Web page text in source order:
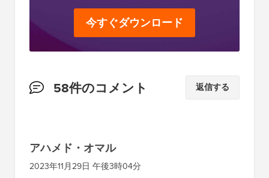
今すぐダウンロード
読
の
イ
58件のコメント 返信する
アハメド・オマル
2023年11月29日 午後3時04分